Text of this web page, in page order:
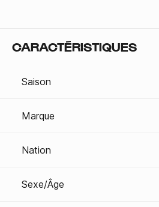
CARACTÉRISTIQUES
Saison
Marque
Nation
Sexe/Âge